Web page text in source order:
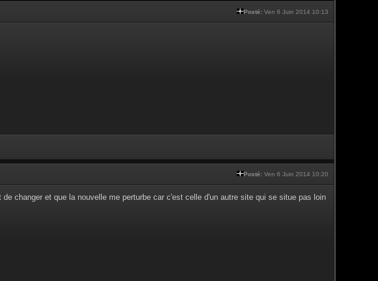
Posté: Ven 6 Juin 2014 10:13
Posté: Ven 6 Juin 2014 10:20
changer et que la nouvelle me perturbe car c'est celle d'un autre site qui se situe pas loin